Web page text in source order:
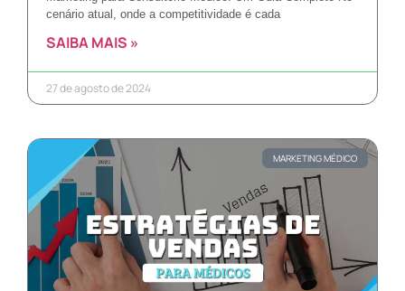
cenário atual, onde a competitividade é cada
SAIBA MAIS »
27 de agosto de 2024
MARKETING MÉDICO